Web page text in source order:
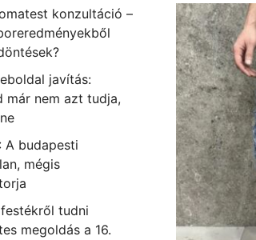
konzultáció –
javítás:
már nem azt tudja,
A budapesti
mégis
tudni
megoldás a 16.